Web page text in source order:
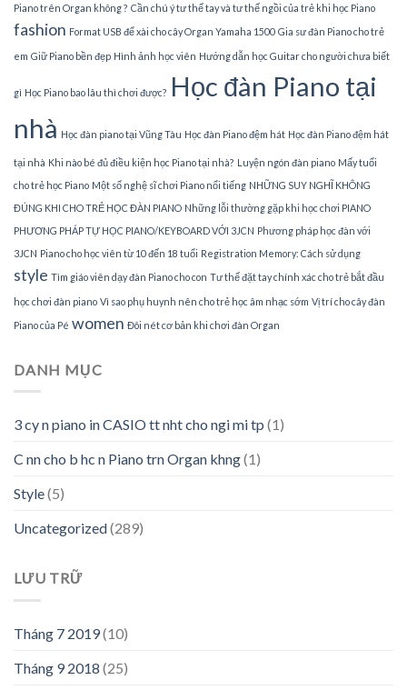
Piano trên Organ không ? Cần chú ý tư thế tay và tư thế ngồi của trẻ khi học Piano
fashion Format USB để xài cho cây Organ Yamaha 1500 Gia sư đàn Piano cho trẻ
em Giữ Piano bền đẹp Hình ảnh học viên Hướng dẫn học Guitar cho người chưa biết
gì Học Piano bao lâu thì chơi được? Học đàn Piano tại
nhà Học đàn piano tại Vũng Tàu Học đàn Piano đệm hát Học đàn Piano đệm hát
tại nhà Khi nào bé đủ điều kiện học Piano tại nhà? Luyện ngón đàn piano Mấy tuổi
cho trẻ học Piano Một số nghệ sĩ chơi Piano nổi tiếng NHỮNG SUY NGHĨ KHÔNG
ĐÚNG KHI CHO TRẺ HỌC ĐÀN PIANO Những lỗi thường gặp khi học chơi PIANO
PHƯƠNG PHÁP TỰ HỌC PIANO/KEYBOARD VỚI 3JCN Phương pháp học đàn với
3JCN Piano cho học viên từ 10 đến 18 tuổi Registration Memory: Cách sử dụng
style Tìm giáo viên dạy đàn Piano cho con Tư thế đặt tay chính xác cho trẻ bắt đầu
học chơi đàn piano Vì sao phụ huynh nên cho trẻ học âm nhạc sớm Vị trí cho cây đàn
Piano của Pé women Đôi nét cơ bản khi chơi đàn Organ
DANH MỤC
3 cy n piano in CASIO tt nht cho ngi mi tp (1)
C nn cho b hc n Piano trn Organ khng(1)
Style(5)
Uncategorized(289)
LƯU TRỮ
Tháng 7 2019(10)
Tháng 9 2018 (25)